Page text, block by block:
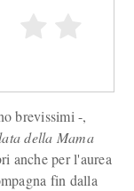
brevissimi -,
della Mama
anche per l'aurea
fin dalla